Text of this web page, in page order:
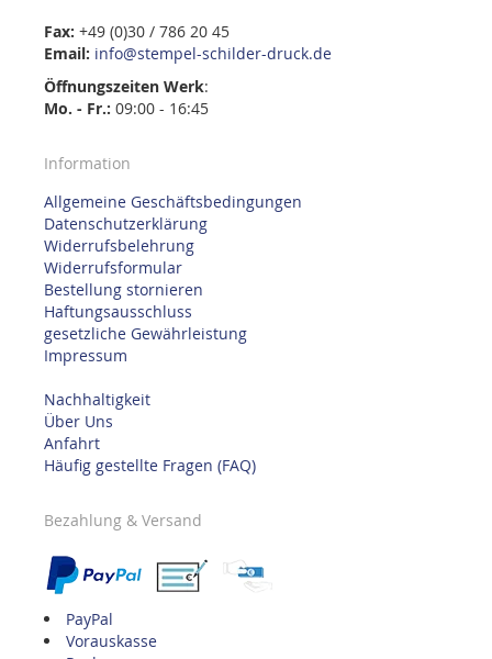
Fax: +49 (0)30 / 786 20 45
Email: info@stempel-schilder-druck.de
Öffnungszeiten Werk:
Mo. - Fr.: 09:00 - 16:45
Information
Allgemeine Geschäftsbedingungen
Datenschutzerklärung
Widerrufsbelehrung
Widerrufsformular
Bestellung stornieren
Haftungsausschluss
gesetzliche Gewährleistung
Impressum
Nachhaltigkeit
Über Uns
Anfahrt
Häufig gestellte Fragen (FAQ)
Bezahlung & Versand
PayPal
Vorauskasse